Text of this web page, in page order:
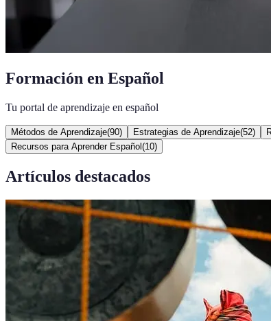
Formación en Español
Tu portal de aprendizaje en español
Métodos de Aprendizaje(90) Estrategias de Aprendizaje(52)
Recursos para Aprender Español (10)
Artículos destacados